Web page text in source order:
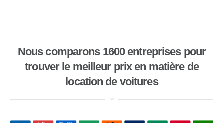
Nous comparons 1600 entreprises pour
trouver le meilleur prix en matière de
location de voitures